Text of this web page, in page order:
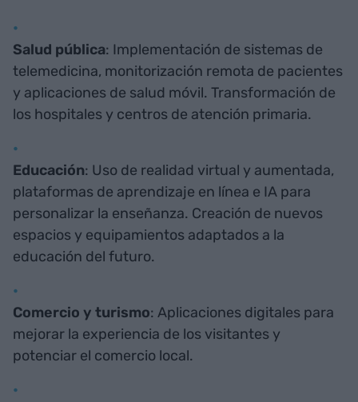
Salud pública: Implementación de sistemas de
telemedicina, monitorización remota de pacientes
y aplicaciones de salud móvil. Transformación de
los hospitales y centros de atención primaria.
Educación: Uso de realidad virtual y aumentada,
plataformas de aprendizaje en línea e IA para
personalizar la enseñanza. Creación de nuevos
espacios y equipamientos adaptados a la
educación del futuro.
Comercio y turismo: Aplicaciones digitales para
mejorar la experiencia de los visitantes y
potenciar el comercio local.